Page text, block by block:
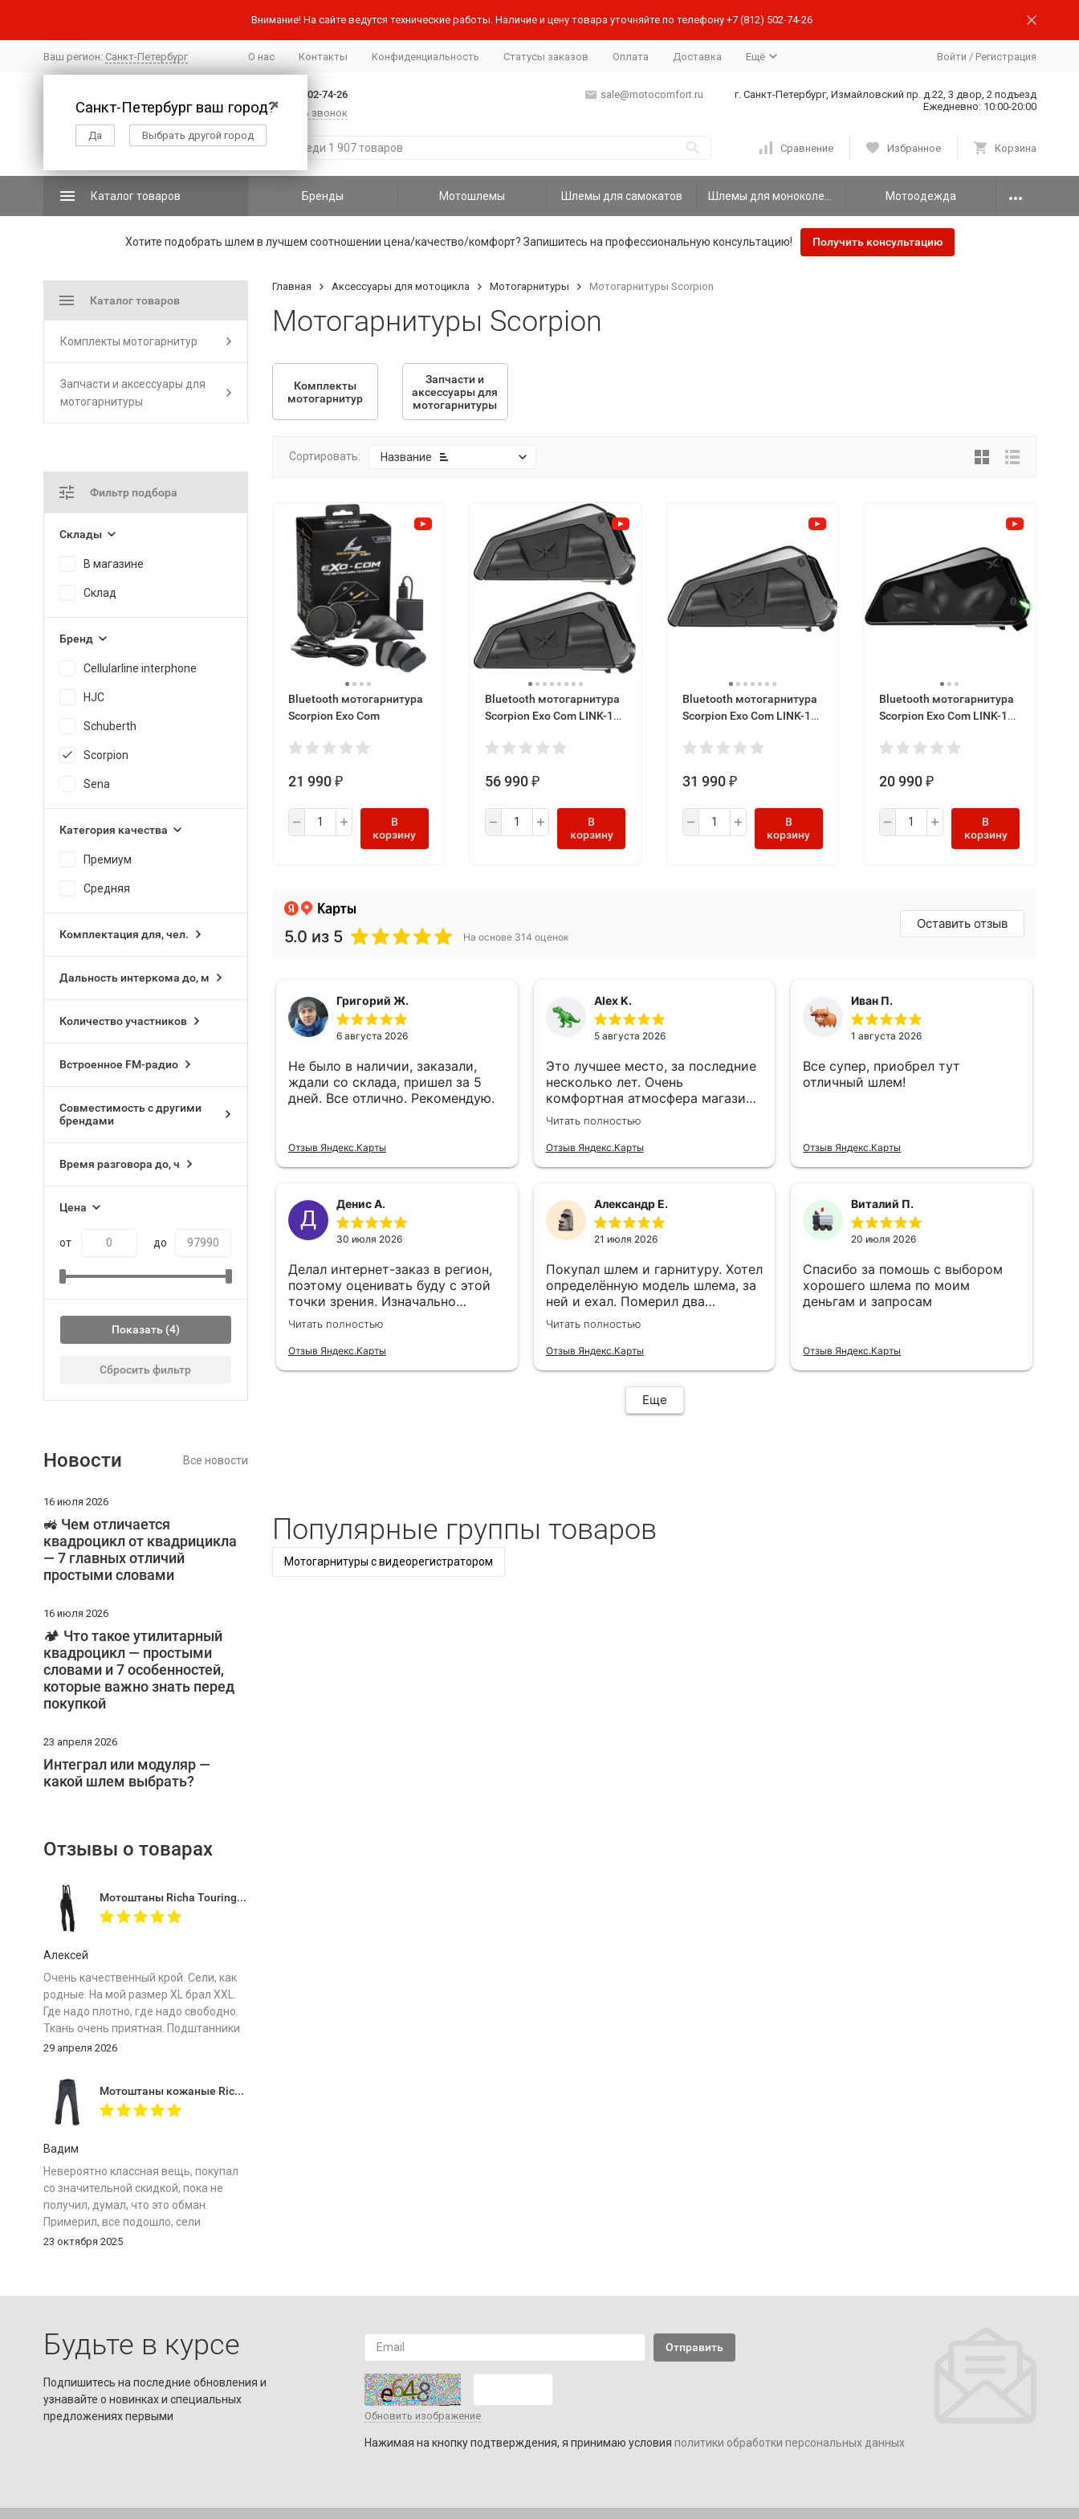
Внимание! На сайте ведутся технические работы. Наличие и цену товара уточняйте по телефону +7 (812) 502-74-26
Ваш регион: Санкт-Петербург
✖
Санкт-Петербург ваш город?
Да Выбрать другой город
О нас Контакты Конфиденциальность Статусы заказов Оплата Доставка Ещё Войти / Регистрация
+7 (812) 502-74-26
Заказать звонок
sale@motocomfort.ru
г. Санкт-Петербург, Измайловский пр. д.22, 3 двор, 2 подъезд
Ежедневно: 10:00-20:00
Сравнение Избранное Корзина
Каталог товаров Бренды Мотошлемы Шлемы для самокатов Мотоодежда
Хотите подобрать шлем в лучшем соотношении цена/качество/комфорт? Запишитесь на профессиональную консультацию! Получить консультацию
Главная Аксессуары для мотоцикла Мотогарнитуры Мотогарнитуры Scorpion
Мотогарнитуры Scorpion
Комплекты
мотогарнитур
Запчасти и
аксессуары для
мотогарнитуры
Сортировать: Название
Bluetooth мотогарнитура
Scorpion Exo Com
21 990 ₽
В
корзину
Bluetooth мотогарнитура
Scorpion Exo Com LINK-1
56 990 ₽
В
корзину
Bluetooth мотогарнитура
Scorpion Exo Com LINK-1
31 990 ₽
В
корзину
Bluetooth мотогарнитура
Scorpion Exo Com LINK-1C
20 990 ₽
В
корзину
Популярные группы товаров
Мотогарнитуры с видеорегистратором
Каталог товаров
Комплекты мотогарнитур
Запчасти и аксессуары для
мотогарнитуры
Фильтр подбора
Склады
В магазине
Склад
Бренд
Cellularline interphone
HJC
Schuberth
Scorpion
Sena
Категория качества
Премиум
Средняя
Комплектация для, чел.
Дальность интеркома до, м
Количество участников
Встроенное FM-радио
Совместимость с другими
брендами
Время разговора до, ч
Цена
от до
Показать
Сбросить фильтр
Новости Все новости
16 июля 2026
🚜 Чем отличается
квадроцикл от квадрицикла
— 7 главных отличий
простыми словами
16 июля 2026
🏕️ Что такое утилитарный
квадроцикл — простыми
словами и 7 особенностей,
которые важно знать перед
покупкой
23 апреля 2026
Интеграл или модуляр —
какой шлем выбрать?
Отзывы о товарах
Мотоштаны Richa Touring C-Change Trousers Men Black
Алексей
Очень качественный крой. Сели, как
родные. На мой размер ХL брал XXL.
Где надо плотно, где надо свободно.
Ткань очень приятная. Подштанники
особенно комфортные. Важно -
Сравниваю с отечественными
топовыми штанами одного бренда и
рыдаю... Почему у меня не было таких
в моем путешествии на Байкал.
Огромное спасибо магазину за
29 апреля 2026
Мотоштаны кожаные Richa Vintage Black
Вадим
Невероятно классная вещь, покупал
со значительной скидкой, пока не
получил, думал, что это обман.
Примерил, все подошло, сели
идеально. Они сероватого цвета, не
штаны могут оказаться
коротковатыми. Очень рад покупке.
23 октября 2025
Будьте в курсе
Подпишитесь на последние обновления и
узнавайте о новинках и специальных
предложениях первыми
Обновить изображение
Нажимая на кнопку подтверждения, я принимаю условия политики обработки персональных данных